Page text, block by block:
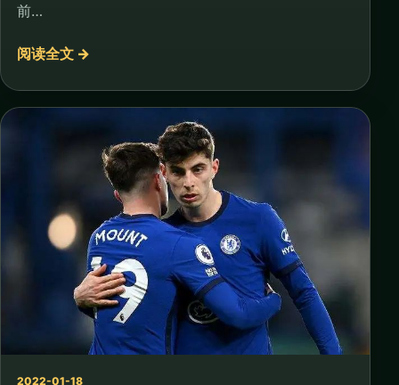
前…
阅读全文 →
2022-01-18